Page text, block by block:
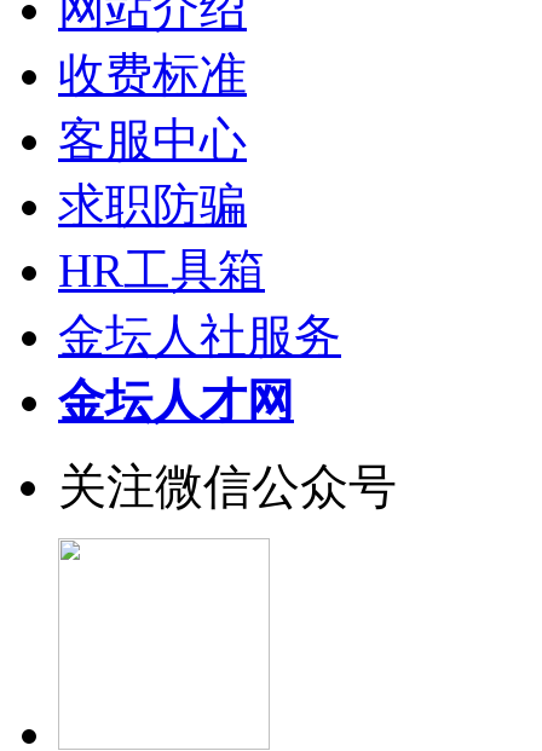
收费标准
客服中心
求职防骗
HR工具箱
金坛人社服务
金坛人才网
关注微信公众号